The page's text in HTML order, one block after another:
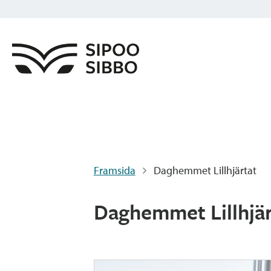
Framsida Daghemmet Lillhjärtat
Daghemmet